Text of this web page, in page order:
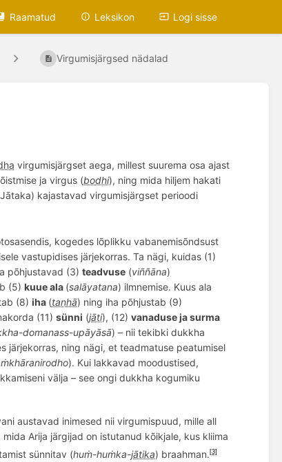
Raamatud Leksikon Logi sisse
Virgumisjärgsed nädalad
virgumisjärgset aega, millest suurema osa ajast
ja virgus (bodhi), ning mida hiljem hakati
kajastavad virgumisjärgset perioodi
, kogedes lõplikku vabanemisõndsust
vastupidises järjekorras. Ta nägi, kuidas (1)
põhjustavad (3) teadvuse(viññāna)
(5) kuue ala (salāyatana) ilmnemise. Kuus ala
(8) iha (taṇhā) ning iha põhjustab (9)
(11) sünni (jāti), (12) vanaduse ja surma
-domanass-upāyāsā) – nii tekibki dukkha
järjekorras, ning nägi, et teadmatuse peatumisel
). Kui lakkavad moodustised,
välja – see ongi dukkha kogumiku
austavad inimesed nii virgumispuud, mille all
Arija järgijad on istutanud kõikjale, kus kliima
sünnitav (huṁ-huṁka-jātika) braahman. [3]